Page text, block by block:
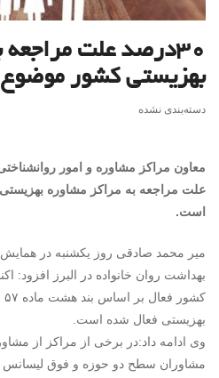
۳۰درصد علت مراجعه
بهزیستی کشور موضوع
دسته‌بندی نشده
علت مراجعه به مراکز مشاوره
است.
میر محمد صادقی روز یکشنبه در
بهزیستی فعال شده است.
وی ادامه داد:در برخی از مراکز از
مشاوران سطح دو حوزه و فوق لیسانس